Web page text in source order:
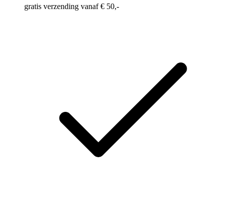
gratis verzending vanaf € 50,-